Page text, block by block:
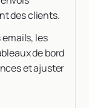
des clients.
emails, les
de bord
et ajuster